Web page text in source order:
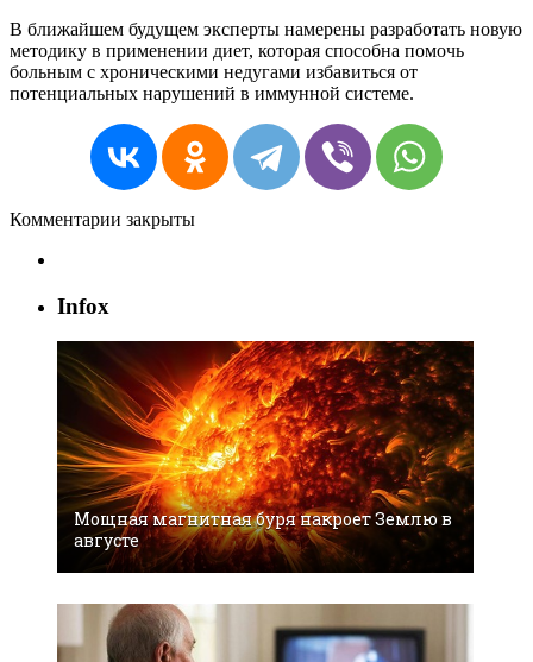
В ближайшем будущем эксперты намерены разработать новую
методику в применении диет, которая способна помочь
больным с хроническими недугами избавиться от
потенциальных нарушений в иммунной системе.
Комментарии закрыты
Infox
Мощная магнитная буря накроет Землю в
августе